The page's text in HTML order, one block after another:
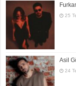
25
Asil
24